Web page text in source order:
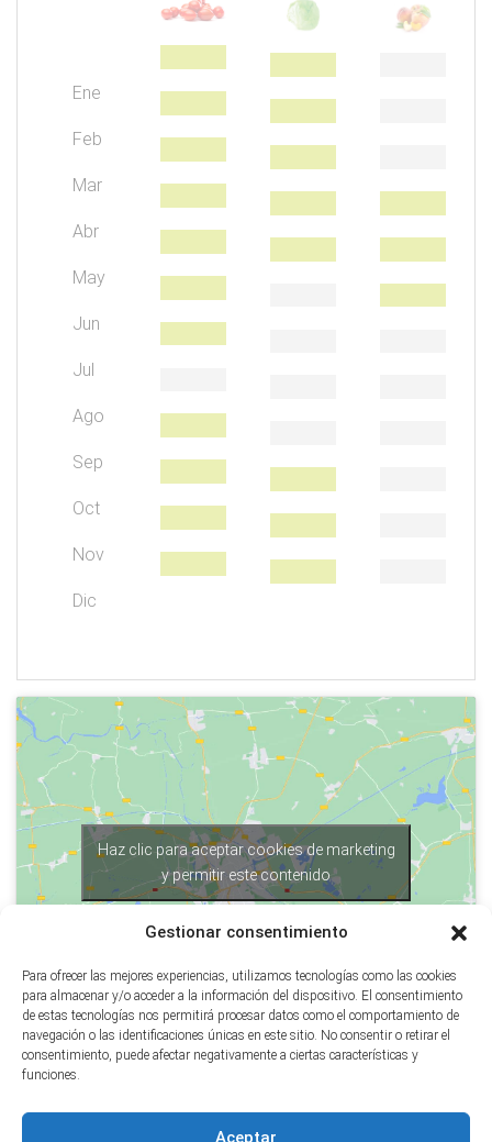
Gestionar consentimiento
Para ofrecer las mejores experiencias, utilizamos tecnologías como las cookies
para almacenar y/o acceder a la información del dispositivo. El consentimiento
de estas tecnologías nos permitirá procesar datos como el comportamiento de
navegación o las identificaciones únicas en este sitio. No consentir o retirar el
consentimiento, puede afectar negativamente a ciertas características y
funciones.
Aceptar
Ene
Feb
Mar
Abr
May
Jun
Jul
Ago
Sep
Oct
Nov
Dic
Haz clic para aceptar cookies de marketing
y permitir este contenido